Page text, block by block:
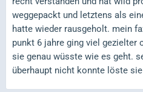
weggepackt und letztens als
hatte wieder rausgeholt. mein
punkt 6 jahre ging viel gezielter
sie genau wüsste wie es geht.
überhaupt nicht konnte löste